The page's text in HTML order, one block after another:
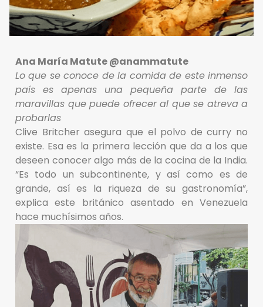
Ana María Matute @anammatute
Lo que se conoce de la comida de este inmenso
país es apenas una pequeña parte de las
maravillas que puede ofrecer al que se atreva a
probarlas
Clive Britcher asegura que el polvo de curry no
existe. Esa es la primera lección que da a los que
deseen conocer algo más de la cocina de la India.
“Es todo un subcontinente, y así como es de
grande, así es la riqueza de su gastronomía”,
explica este británico asentado en Venezuela
hace muchísimos años.